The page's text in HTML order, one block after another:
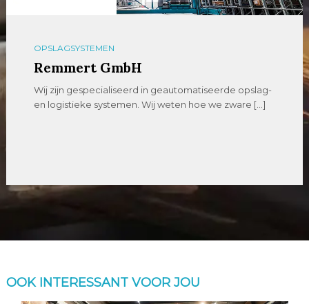
OPSLAGSYSTEMEN
Remmert GmbH
Wij zijn gespecialiseerd in geautomatiseerde opslag-
en logistieke systemen. Wij weten hoe we zware […]
OOK INTERESSANT VOOR JOU